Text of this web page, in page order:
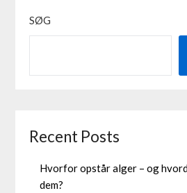
SØG
Recent Posts
Hvorfor opstår alger – og
dem?